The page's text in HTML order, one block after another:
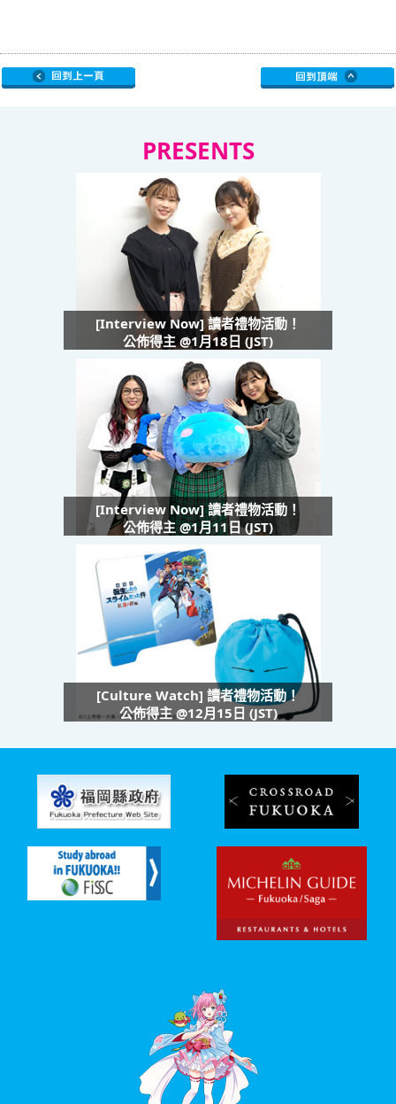
PRESENTS
[Interview Now] 讀者禮物活動！
公佈得主 @1月18日 (JST)
[Interview Now] 讀者禮物活動！
公佈得主 @1月11日 (JST)
[Culture Watch] 讀者禮物活動！
公佈得主 @12月15日 (JST)